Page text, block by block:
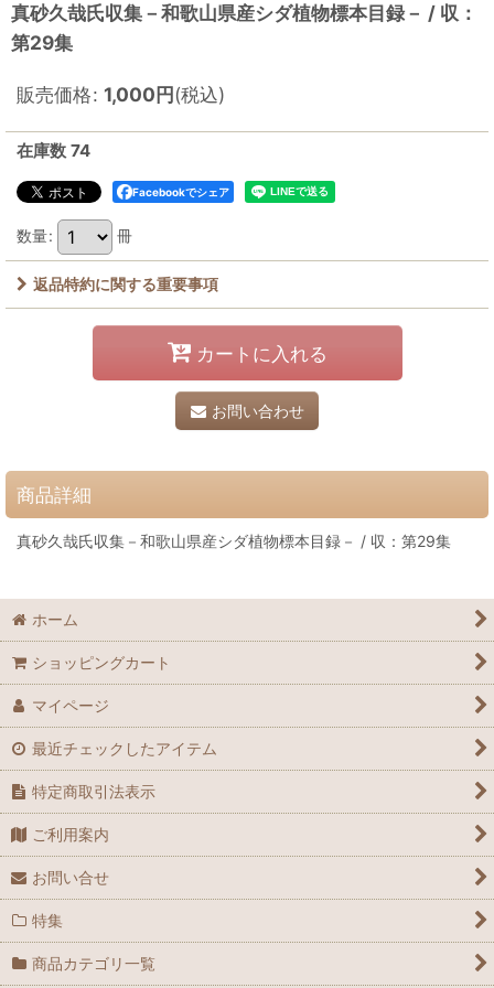
真砂久哉氏収集－和歌山県産シダ植物標本目録－ / 収：
第29集
販売価格: 1,000円(税込)
在庫数 74
Facebookでシェア
数量: 冊
返品特約に関する重要事項
カートに入れる
お問い合わせ
商品詳細
真砂久哉氏収集－和歌山県産シダ植物標本目録－ / 収：第29集
ホーム
ショッピングカート
マイページ
最近チェックしたアイテム
特定商取引法表示
ご利用案内
お問い合せ
特集
商品カテゴリ一覧